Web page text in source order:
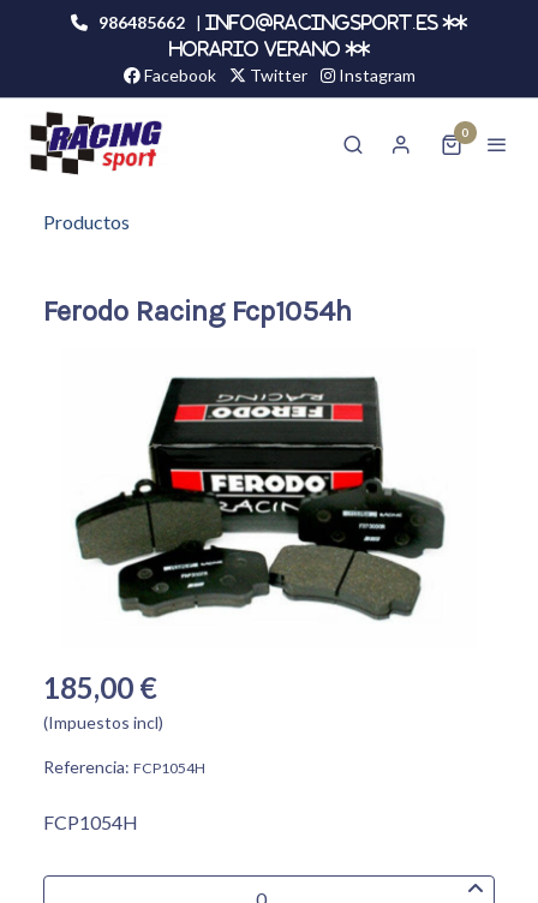
986485662 |
info@racingsport.es **
HORARIO VERANO **
Facebook Twitter Instagram
0
Productos
Ferodo Racing Fcp1054h
185,00 €
(Impuestos incl)
Referencia: FCP1054H
FCP1054H